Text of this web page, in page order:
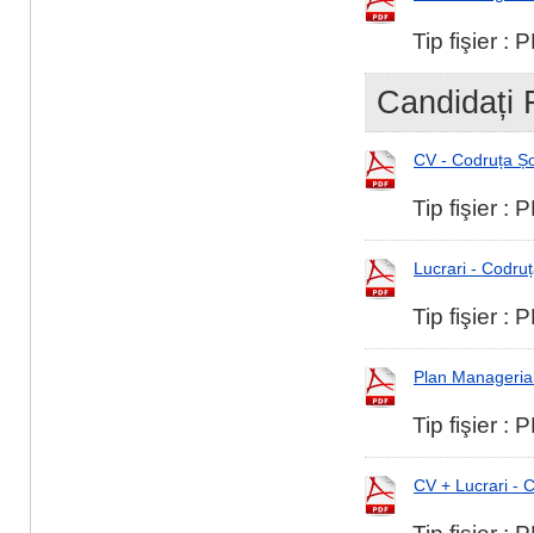
Tip fişier :
Candidați
CV - Codruța
Tip fişier :
Lucrari -
Tip fişier :
Plan
Tip fişier :
CV + Lucrari -